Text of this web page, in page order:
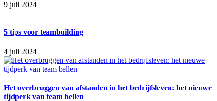
9 juli 2024
5 tips voor teambuilding
4 juli 2024
Het overbruggen van afstanden in het bedrijfsleven: het nieuwe
tijdperk van team bellen